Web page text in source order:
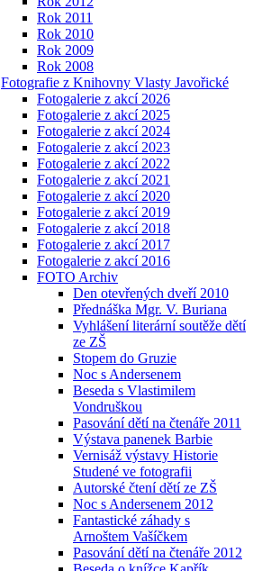
Rok 2011
Rok 2010
Rok 2009
Rok 2008
Fotografie z Knihovny Vlasty Javořické
Fotogalerie z akcí 2026
Fotogalerie z akcí 2025
Fotogalerie z akcí 2024
Fotogalerie z akcí 2023
Fotogalerie z akcí 2022
Fotogalerie z akcí 2021
Fotogalerie z akcí 2020
Fotogalerie z akcí 2019
Fotogalerie z akcí 2018
Fotogalerie z akcí 2017
Fotogalerie z akcí 2016
FOTO Archiv
Den otevřených dveří 2010
Přednáška Mgr. V. Buriana
Vyhlášení literární soutěže dětí
ze ZŠ
Stopem do Gruzie
Noc s Andersenem
Beseda s Vlastimilem
Vondruškou
Pasování dětí na čtenáře 2011
Výstava panenek Barbie
Vernisáž výstavy Historie
Studené ve fotografii
Autorské čtení dětí ze ZŠ
Noc s Andersenem 2012
Fantastické záhady s
Arnoštem Vašíčkem
Pasování dětí na čtenáře 2012